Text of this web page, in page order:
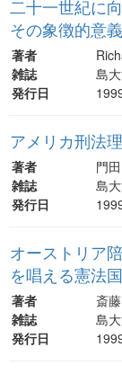
二十一世紀に
その象徴的意
著者
雑誌
島
発行日
アメリカ刑法
著者
門
雑誌
島
発行日
オーストリア
を唱える憲法
著者
斎
雑誌
島
発行日